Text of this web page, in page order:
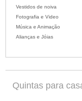
Vestidos de noiva
Fotografia e Video
Música e Animação
Alianças e Jóias
Quintas para